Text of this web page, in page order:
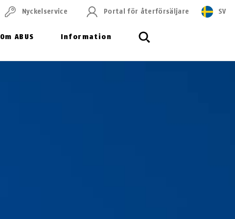
Om ABUS Information
Nyckelservice Portal för återförsäljare SV